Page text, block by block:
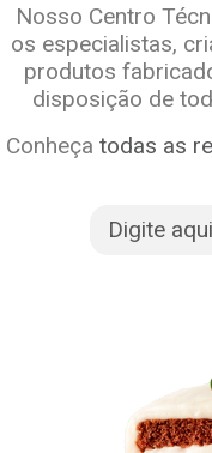
Nosso Centro
os especialistas,
produtos
disposição de
Conheça todas as